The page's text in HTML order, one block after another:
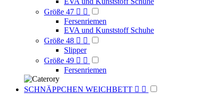
Größe 47  
Fersenriemen
EVA und Kunststoff Schuhe
Größe 48  
Slipper
Größe 49  
Fersenriemen
SCHNÄPPCHEN WEICHBETT  